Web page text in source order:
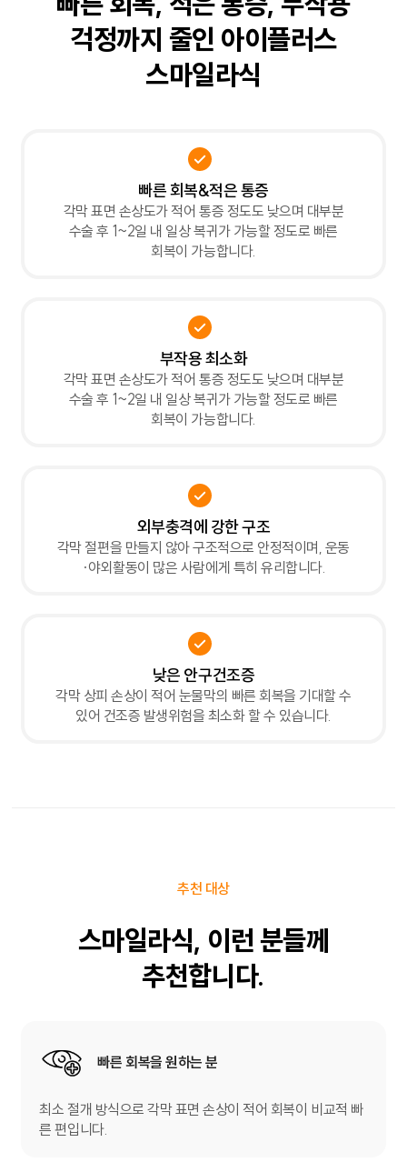
걱정까지 줄인 아이플러스
스마일라식
빠른 회복&적은 통증
각막 표면 손상도가 적어 통증 정도도 낮으며 대부분
수술 후 1~2일 내 일상 복귀가 가능할 정도로 빠른
회복이 가능합니다.
부작용 최소화
각막 표면 손상도가 적어 통증 정도도 낮으며 대부분
수술 후 1~2일 내 일상 복귀가 가능할 정도로 빠른
회복이 가능합니다.
외부충격에 강한 구조
각막 절편을 만들지 않아 구조적으로 안정적이며, 운동
·야외활동이 많은 사람에게 특히 유리합니다.
낮은 안구건조증
각막 상피 손상이 적어 눈물막의 빠른 회복을 기대할 수
있어 건조증 발생위험을 최소화 할 수 있습니다.
추천 대상
스마일라식, 이런 분들께
추천합니다.
빠른 회복을 원하는 분
최소 절개 방식으로 각막 표면 손상이 적어 회복이 비교적 빠
른 편입니다.